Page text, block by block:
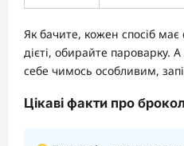
Як бачите, кожен спосіб
дієті, обирайте пароварку.
себе чимось особливим,
Цікаві факти про